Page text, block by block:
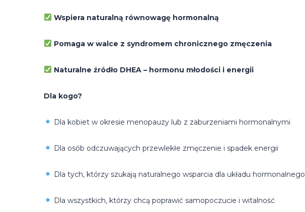
Wspiera naturalną równowagę hormonalną
Pomaga w walce z syndromem chronicznego zmęczenia
Naturalne źródło DHEA – hormonu młodości i energii
Dla kogo?
Dla kobiet w okresie menopauzy lub z zaburzeniami hormonalnymi
Dla osób odczuwających przewlekłe zmęczenie i spadek energii
Dla tych, którzy szukają naturalnego wsparcia dla układu hormonalnego
Dla wszystkich, którzy chcą poprawić samopoczucie i witalność